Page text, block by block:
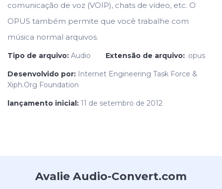
comunicação de voz (VOIP), chats de vídeo, etc. O
OPUS também permite que você trabalhe com
música normal arquivos.
Tipo de arquivo: Audio Extensão de arquivo: .opus
Desenvolvido por: Internet Engineering Task Force &
Xiph.Org Foundation
lançamento inicial: 11 de setembro de 2012
Avalie Audio-Convert.com